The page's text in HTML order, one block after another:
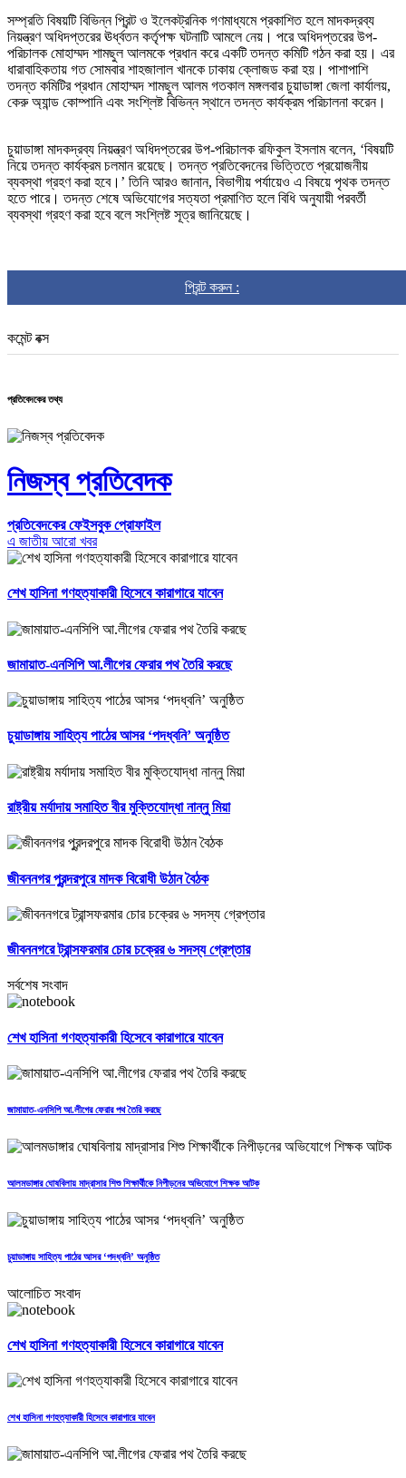
সম্প্রতি বিষয়টি বিভিন্ন প্রিন্ট ও ইলেকট্রনিক গণমাধ্যমে প্রকাশিত হলে মাদকদ্রব্য
নিয়ন্ত্রণ অধিদপ্তরের ঊর্ধ্বতন কর্তৃপক্ষ ঘটনাটি আমলে নেয়। পরে অধিদপ্তরের উপ-
পরিচালক মোহাম্মদ শামছুল আলমকে প্রধান করে একটি তদন্ত কমিটি গঠন করা হয়। এর
ধারাবাহিকতায় গত সোমবার শাহজালাল খানকে ঢাকায় ক্লোজড করা হয়। পাশাপাশি
তদন্ত কমিটির প্রধান মোহাম্মদ শামছুল আলম গতকাল মঙ্গলবার চুয়াডাঙ্গা জেলা কার্যালয়,
কেরু অ্যান্ড কোম্পানি এবং সংশ্লিষ্ট বিভিন্ন স্থানে তদন্ত কার্যক্রম পরিচালনা করেন।
চুয়াডাঙ্গা মাদকদ্রব্য নিয়ন্ত্রণ অধিদপ্তরের উপ-পরিচালক রফিকুল ইসলাম বলেন, ‘বিষয়টি
নিয়ে তদন্ত কার্যক্রম চলমান রয়েছে। তদন্ত প্রতিবেদনের ভিত্তিতে প্রয়োজনীয়
ব্যবস্থা গ্রহণ করা হবে।’ তিনি আরও জানান, বিভাগীয় পর্যায়েও এ বিষয়ে পৃথক তদন্ত
হতে পারে। তদন্ত শেষে অভিযোগের সত্যতা প্রমাণিত হলে বিধি অনুযায়ী পরবর্তী
ব্যবস্থা গ্রহণ করা হবে বলে সংশ্লিষ্ট সূত্র জানিয়েছে।
প্রিন্ট করুন :
কমেন্ট বক্স
প্রতিবেদকের তথ্য
নিজস্ব প্রতিবেদক
প্রতিবেদকের ফেইসবুক প্রোফাইল
এ জাতীয় আরো খবর
শেখ হাসিনা গণহত্যাকারী হিসেবে কারাগারে যাবেন
জামায়াত-এনসিপি আ.লীগের ফেরার পথ তৈরি করছে
চুয়াডাঙ্গায় সাহিত্য পাঠের আসর ‘পদধ্বনি’ অনুষ্ঠিত
রাষ্ট্রীয় মর্যাদায় সমাহিত বীর মুক্তিযোদ্ধা নান্নু মিয়া
জীবননগর পুরন্দরপুরে মাদক বিরোধী উঠান বৈঠক
জীবননগরে ট্রান্সফরমার চোর চক্রের ৬ সদস্য গ্রেপ্তার
সর্বশেষ সংবাদ
শেখ হাসিনা গণহত্যাকারী হিসেবে কারাগারে যাবেন
জামায়াত-এনসিপি আ.লীগের ফেরার পথ তৈরি করছে
আলমডাঙ্গার ঘোষবিলায় মাদ্রাসার শিশু শিক্ষার্থীকে নিপীড়নের অভিযোগে শিক্ষক আটক
চুয়াডাঙ্গায় সাহিত্য পাঠের আসর ‘পদধ্বনি’ অনুষ্ঠিত
আলোচিত সংবাদ
শেখ হাসিনা গণহত্যাকারী হিসেবে কারাগারে যাবেন
শেখ হাসিনা গণহত্যাকারী হিসেবে কারাগারে যাবেন